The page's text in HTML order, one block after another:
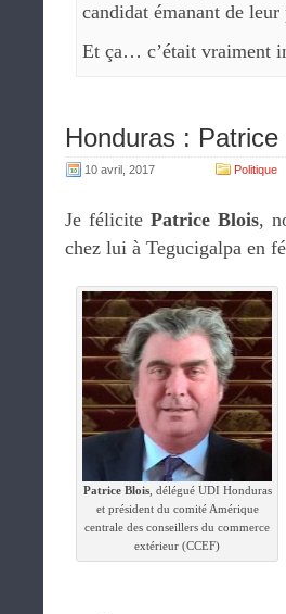
candidat émanant de
Et ça… c’était vraiment
Honduras : Patrice
10 avril, 2017 Politique
Je félicitePatrice Blois,
chez lui à Tegucigalpa en
Patrice Blois, délégué UDI Honduras
et président du comité Amérique
centrale des conseillers du commerce
extérieur (CCEF)